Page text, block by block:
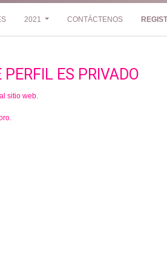
2021 CONTÁCTENOS
PERFIL ES PRIVADO
sitio web.